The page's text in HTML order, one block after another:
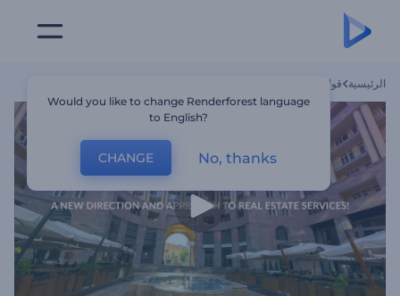
الرئيسية قوالب
Would you like to change Renderforest language
to English?
CHANGE No, thanks